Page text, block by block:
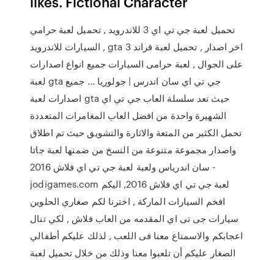
تحميل لعبة جي تي اي 3 للاندرويد , تحميل لعبة حرامي
السيارات للاندرويد , gta 3 اخر اصدار , تحميل لعبة قراند
على الجوال , لعبة حرامى السيارات جميع انواع اصدارات
لعبة gta جي تي اي سان اندرس | جولوريا ... جميع
اصدارات لعبة gta حيث تعد سلسلة العاب جي تي اي
الشهيرة واحدة من افضل العاب المغامرات المتعددة
تحمل الكثير من المتعة والاثارة والتشويق حيث تم اطلاق
واصدار مجموعة متنوعة من النسخ من ضمنها لعبة جاتا
سان اندرياس ولعبة لعبة جي تي اي فلاش 2016 -
jodigames.com لعبة جي تي اي فلاش 2016, اليكم
افخم السيارات الماركة , اخترنا لكم صغاري الحلوين
سيارات جى تى اي المقدمه من العاب فلاش , لكي تنال
اعجابكم والاسمتاع معنا فى اللعب , لذلك عليكم أطفالي
الصغار عليكم أن تلعبوا معنا وذلك من خلال تحميل لعبة